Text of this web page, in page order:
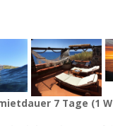
7 Tage (1